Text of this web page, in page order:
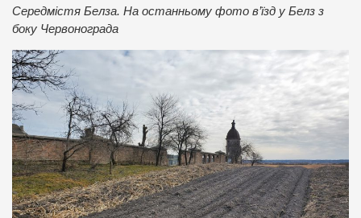
Середмістя Белза. На останньому фото в’їзд у Белз з
боку Червонограда